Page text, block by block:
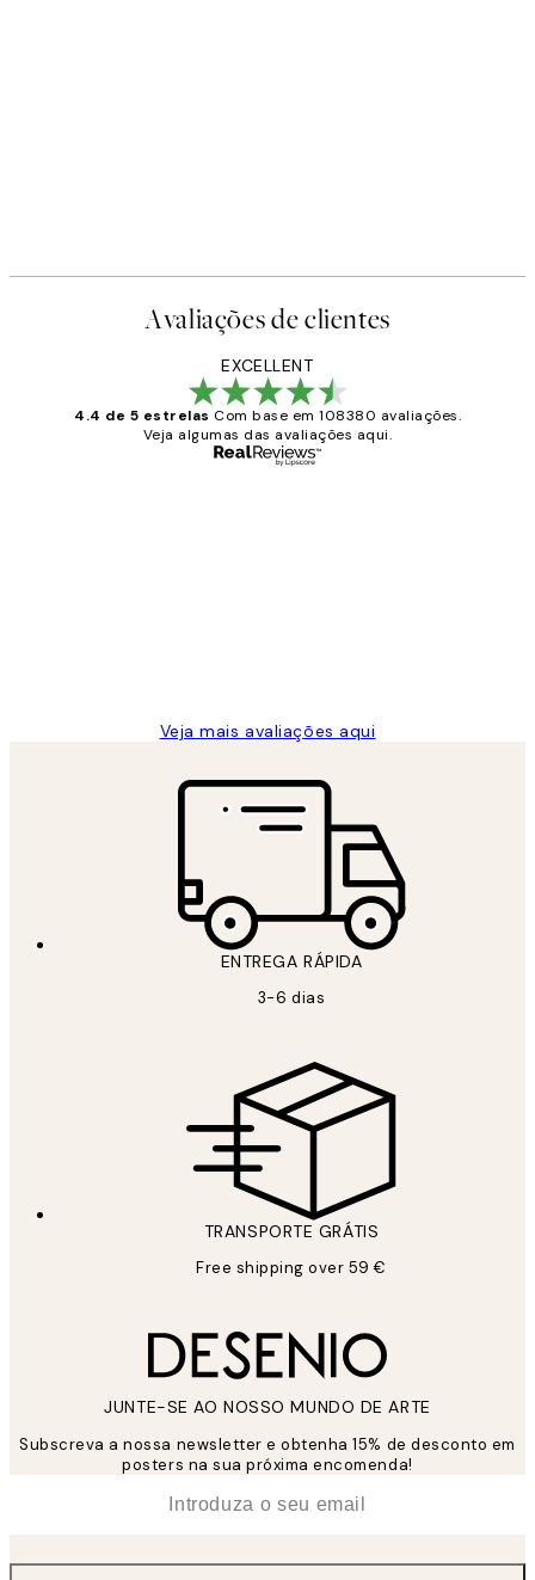
Avaliações de clientes
EXCELLENT
4.4 de 5 estrelas Com base em 108380 avaliações.
Veja algumas das avaliações aqui.
Veja mais avaliações aqui
ENTREGA RÁPIDA
3-6 dias
TRANSPORTE GRÁTIS
Free shipping over 59 €
JUNTE-SE AO NOSSO MUNDO DE ARTE
Subscreva a nossa newsletter e obtenha 15% de desconto em
posters na sua próxima encomenda!